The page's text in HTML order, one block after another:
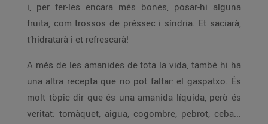
i, per fer-les encara més bones, posar-hi alguna
fruita, com trossos de préssec i síndria. Et saciarà,
t’hidratarà i et refrescarà!
A més de les amanides de tota la vida, també hi ha
una altra recepta que no pot faltar: el gaspatxo. És
molt tòpic dir que és una amanida líquida, però és
veritat: tomàquet, aigua, cogombre, pebrot, ceba...